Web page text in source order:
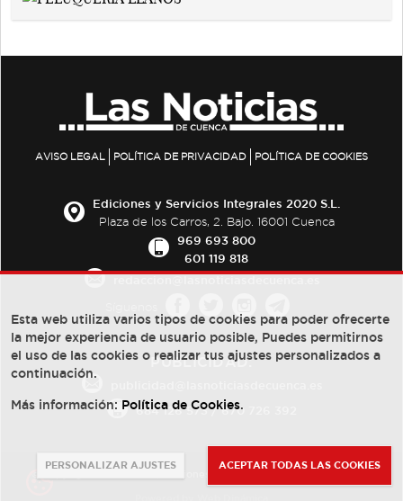
AVISO LEGAL POLÍTICA DE PRIVACIDAD POLÍTICA DE COOKIES
Ediciones y Servicios Integrales 2020 S.L.
Plaza de los Carros, 2. Bajo. 16001 Cuenca
969 693 800
601 119 818
PUBLICIDAD:
684 126 573/670 726 392
Esta web utiliza varios tipos de cookies para poder ofrecerte
la mejor experiencia de usuario posible, Puedes permitirnos
el uso de las cookies o realizar tus ajustes personalizados a
continuación.
Más información: Política de Cookies.
PERSONALIZAR AJUSTES ACEPTAR TODAS LAS COOKIES